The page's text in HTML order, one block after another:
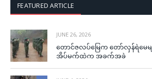
FEATURED ARTICLE
JUNE 26, 2026
တောင်ဇလပ်မြေက တော်လှန်ရဲမေ
အိပ်မက်ထဲက အခက်အခဲ